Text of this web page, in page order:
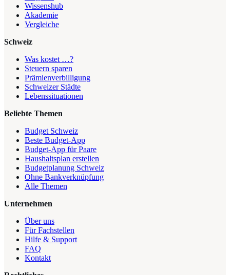
Wissenshub
Akademie
Vergleiche
Schweiz
Was kostet …?
Steuern sparen
Prämienverbilligung
Schweizer Städte
Lebenssituationen
Beliebte Themen
Budget Schweiz
Beste Budget-App
Budget-App für Paare
Haushaltsplan erstellen
Budgetplanung Schweiz
Ohne Bankverknüpfung
Alle Themen
Unternehmen
Über uns
Für Fachstellen
Hilfe & Support
FAQ
Kontakt